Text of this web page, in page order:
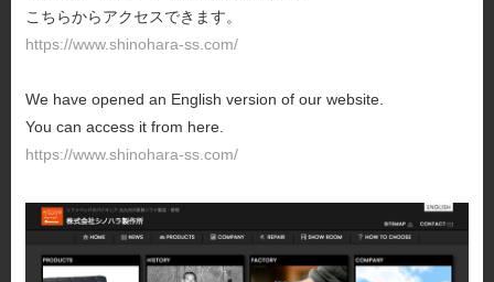
こちらからアクセスできます。
https://www.shinohara-ss.com/
We have opened an English version of our website.
You can access it from here.
https://www.shinohara-ss.com/